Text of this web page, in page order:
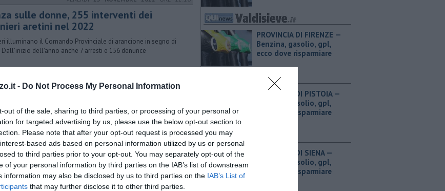
- Do Not Process My Personal Information
out of the sale, sharing to third parties, or processing of your personal or
for targeted advertising by us, please use the below opt-out section to
Please note that after your opt-out request is processed you may
based ads based on personal information utilized by us or personal
to third parties prior to your opt-out. You may separately opt-out of the
of your personal information by third parties on the IAB’s list of downstream
information may also be disclosed by us to third parties on the IAB’s List of
that may further disclose it to other third parties.
sulle donne, 255 interventi dei
aretini nel 2022
illuminano il Comando Provinciale di arancione in segno di
Dall'inizio dell'anno anche 7 arresti e 156 denunce
VENERDÌ 24 NOVEMBRE 2023 ORE 18:19
World” la caserma di Arezzo sarà illuminata di arancione
“come simbolo di un futuro senza violenza basata sul
MARTEDÌ25 NOVEMBRE 2025ORE 18:00
contro la violenza sulle donne
PROVINCIA DI FIRENZE — ​
Benzina, gasolio, gpl,
ecco dove risparmiare
PROVINCIA DI PISTOIA — ​
Benzina, gasolio, gpl,
ecco dove risparmiare
PROVINCIA DI SIENA — ​
Benzina, gasolio, gpl,
ecco dove risparmiare